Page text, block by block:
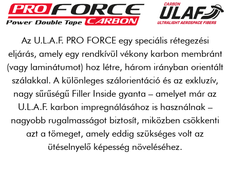
Az U.L.A.F. PRO FORCE egy speciális rétegezési
eljárás, amely egy rendkívül vékony karbon membránt
(vagy laminátumot) hoz létre, három irányban orientált
szálakkal. A különleges szálorientáció és az exkluzív,
nagy sűrűségű Filler Inside gyanta – amelyet már az
U.L.A.F. karbon impregnálásához is használnak –
nagyobb rugalmasságot biztosít, miközben csökkenti
azt a tömeget, amely eddig szükséges volt az
ütéselnyelő képesség növeléséhez.